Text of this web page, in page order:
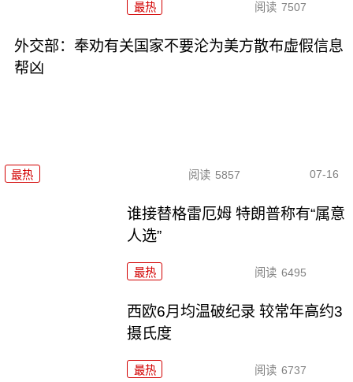
最热 阅读 7507
外交部：奉劝有关国家不要沦为美方散布虚假信息
帮凶
最热 阅读 5857 07-16
谁接替格雷厄姆 特朗普称有“属意
人选”
最热 阅读 6495
西欧6月均温破纪录 较常年高约3
摄氏度
最热 阅读 6737